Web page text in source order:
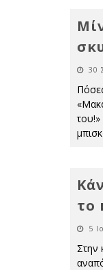
30
του!»
το
5
Στην